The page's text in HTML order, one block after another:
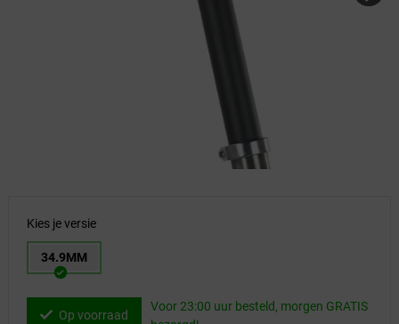
Kies je versie
34.9MM
Op voorraad
Voor 23:00 uur besteld, morgen GRATIS